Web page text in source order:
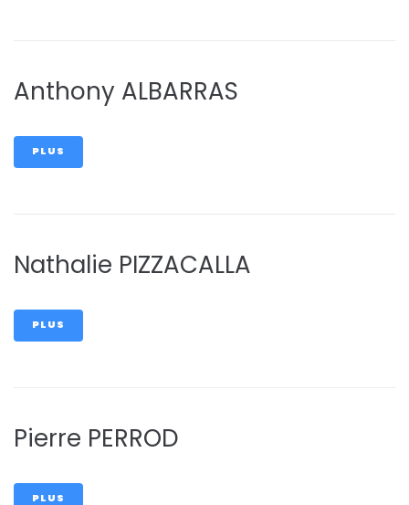
Anthony ALBARRAS
PLUS
Nathalie PIZZACALLA
PLUS
Pierre PERROD
PLUS